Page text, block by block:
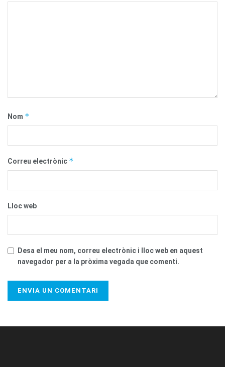
Nom *
Correu electrònic *
Lloc web
Desa el meu nom, correu electrònic i lloc web en aquest
navegador per a la pròxima vegada que comenti.